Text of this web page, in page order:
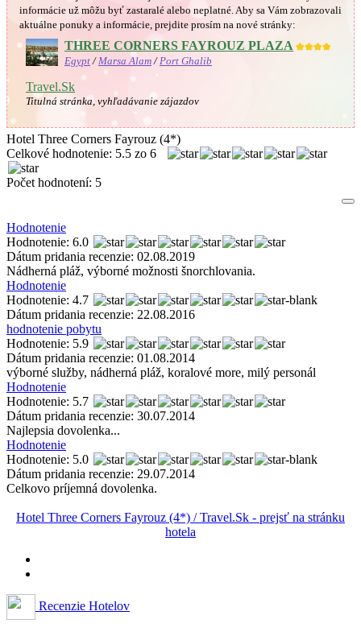
informácie už môžu byť zastaralé alebo neplatné. Aby sa Vám zobrazovali
aktuálne ponuky a informácie, prejdite prosím na nové stránky:
THREE CORNERS FAYROUZ PLAZA ★★★★
Egypt / Marsa Alam / Port Ghalib
Travel.Sk
Titulná stránka, vyhľadávanie zájazdov
Hotel Three Corners Fayrouz (4*)
Celkové hodnotenie: 5.5 zo 6
Počet hodnotení: 5
Hodnotenie
Hodnotenie: 6.0
Dátum pridania recenzie: 02.08.2019
Nádherná pláž, výborné možnosti šnorchlovania.
Hodnotenie
Hodnotenie: 4.7
Dátum pridania recenzie: 22.08.2016
hodnotenie pobytu
Hodnotenie: 5.9
Dátum pridania recenzie: 01.08.2014
výborné služby, nádherná pláž, koralové more, milý personál
Hodnotenie
Hodnotenie: 5.7
Dátum pridania recenzie: 30.07.2014
Najlepsia dovolenka...
Hodnotenie
Hodnotenie: 5.0
Dátum pridania recenzie: 29.07.2014
Celkovo príjemná dovolenka.
Hotel Three Corners Fayrouz (4*) / Travel.Sk - prejsť na stránku
hotela
Recenzie Hotelov